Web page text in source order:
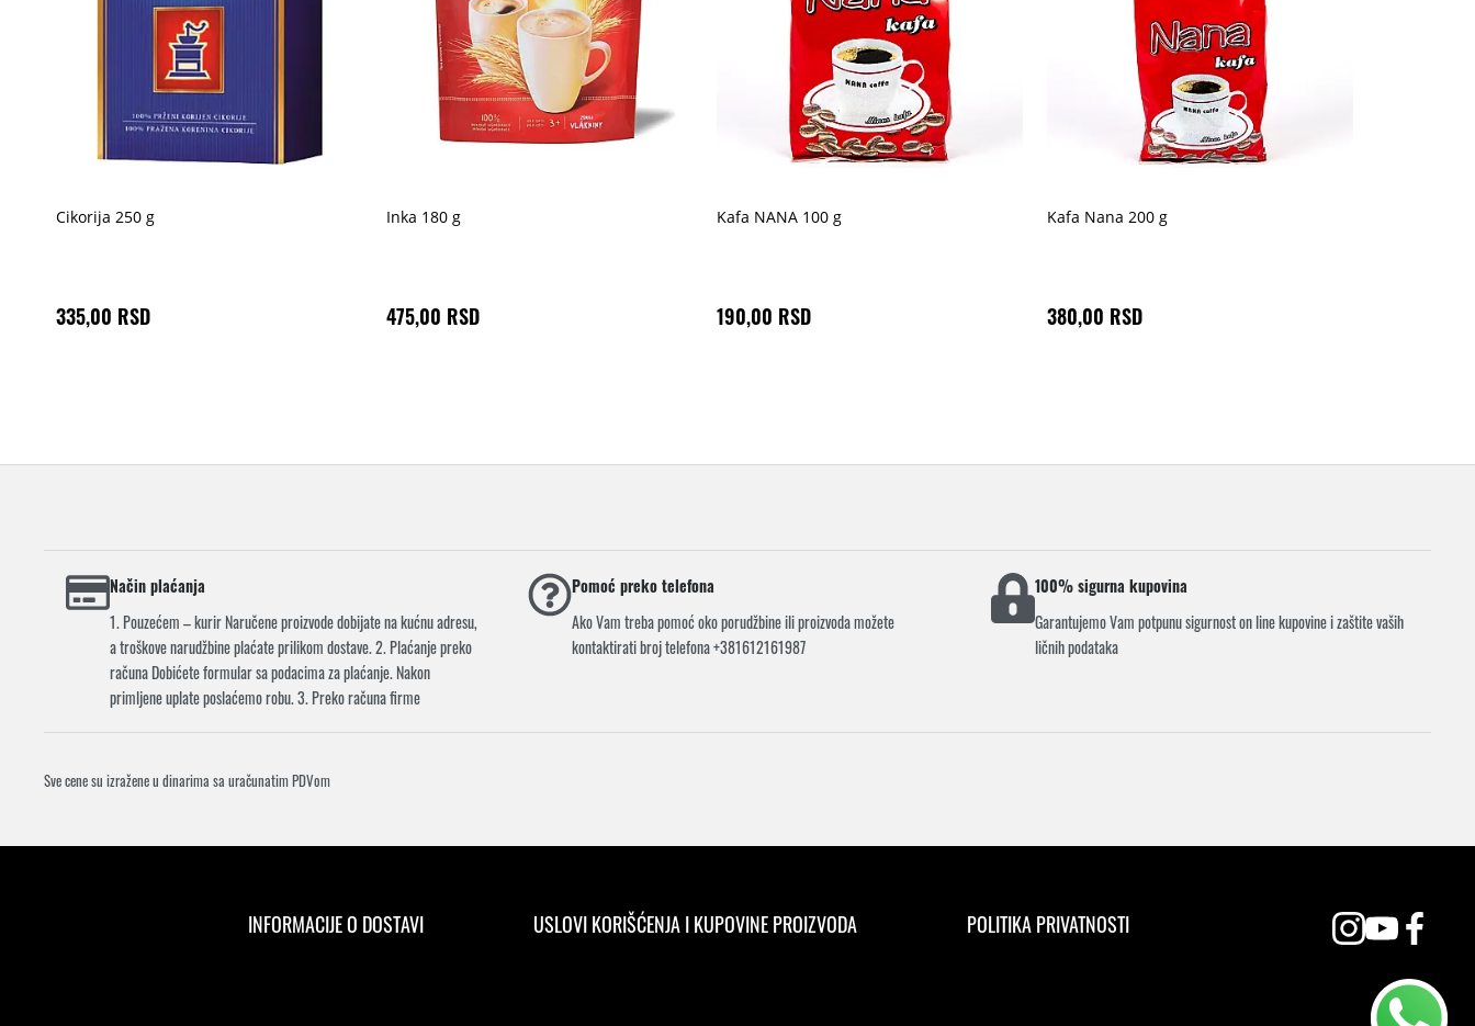
Cikorija 250 g
335,00 RSD
Inka 180 g
475,00 RSD
Kafa NANA 100 g
190,00 RSD
Kafa Nana 200 g
380,00 RSD
Način plaćanja
1. Pouzećem – kurir Naručene proizvode dobijate na kućnu adresu,
a troškove narudžbine plaćate prilikom dostave. 2. Plaćanje preko
računa Dobićete formular sa podacima za plaćanje. Nakon
primljene uplate poslaćemo robu. 3. Preko računa firme
Pomoć preko telefona
Ako Vam treba pomoć oko porudžbine ili proizvoda možete
kontaktirati broj telefona +381612161987
100% sigurna kupovina
Garantujemo Vam potpunu sigurnost on line kupovine i zaštite vaših
ličnih podataka
Sve cene su izražene u dinarima sa uračunatim PDVom
INFORMACIJE O DOSTAVI USLOVI KORIŠĆENJA I KUPOVINE PROIZVODA POLITIKA PRIVATNOSTI